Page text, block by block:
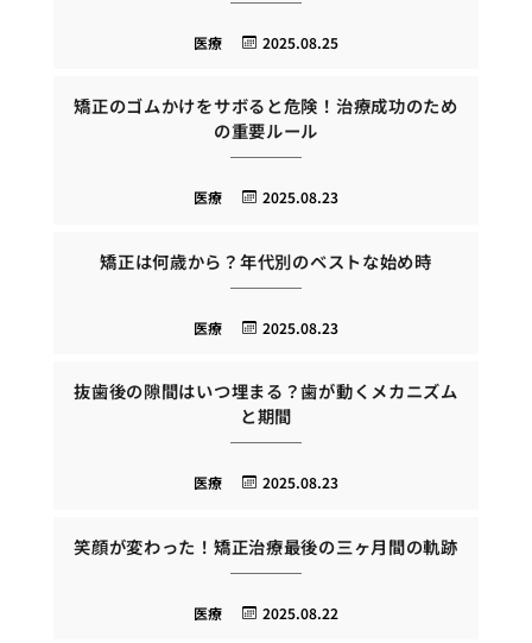
2025.08.25
医療
矯正のゴムかけをサボると危険！治療成功のため
の重要ルール
2025.08.23
医療
矯正は何歳から？年代別のベストな始め時
2025.08.23
医療
抜歯後の隙間はいつ埋まる？歯が動くメカニズム
と期間
2025.08.23
医療
笑顔が変わった！矯正治療最後の三ヶ月間の軌跡
2025.08.22
医療